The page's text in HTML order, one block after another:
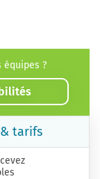
équipes ?
tarifs